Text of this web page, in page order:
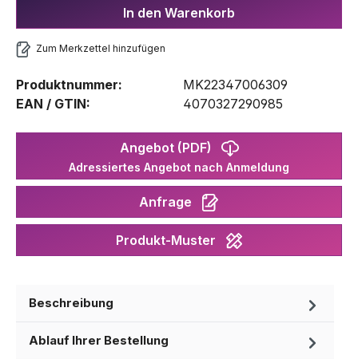
In den Warenkorb
Zum Merkzettel hinzufügen
Produktnummer:
MK22347006309
EAN / GTIN:
4070327290985
Angebot (PDF)
Adressiertes Angebot nach Anmeldung
Anfrage
Produkt-Muster
Beschreibung
Ablauf Ihrer Bestellung